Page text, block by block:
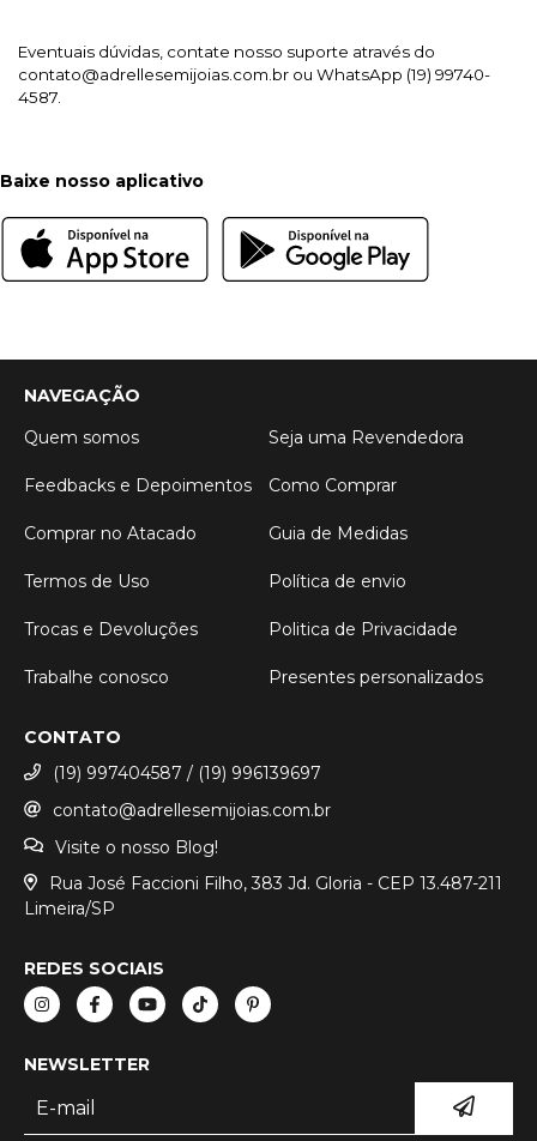
contato@adrellesemijoias.com.br ou WhatsApp (19) 99740-
4587.
Baixe nosso aplicativo
NAVEGAÇÃO
Quem somos
Seja uma Revendedora
Feedbacks e Depoimentos Como Comprar
Comprar no Atacado Guia de Medidas
Termos de Uso Política de envio
Trocas e Devoluções Politica de Privacidade
Trabalhe conosco Presentes personalizados
CONTATO
(19) 997404587 / (19) 996139697
contato@adrellesemijoias.com.br
Visite o nosso Blog!
Rua José Faccioni Filho, 383 Jd. Gloria - CEP 13.487-211
Limeira/SP
REDES SOCIAIS
NEWSLETTER